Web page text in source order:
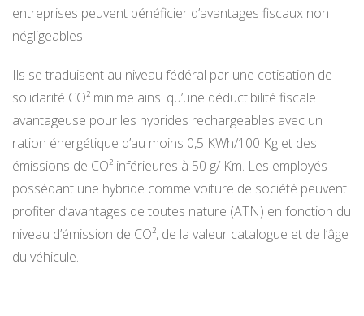
entreprises peuvent bénéficier d’avantages fiscaux non
négligeables.
Ils se traduisent au niveau fédéral par une cotisation de
solidarité CO² minime ainsi qu’une déductibilité fiscale
avantageuse pour les hybrides rechargeables avec un
ration énergétique d’au moins 0,5 KWh/100 Kg et des
émissions de CO² inférieures à 50 g/ Km. Les employés
possédant une hybride comme voiture de société peuvent
profiter d’avantages de toutes nature (ATN) en fonction du
niveau d’émission de CO², de la valeur catalogue et de l’âge
du véhicule.